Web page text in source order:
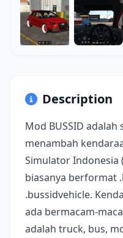
Description
Mod BUSSID
menambah
Simulator Indonesia
biasanya berformat
.bussidvehicle.
ada bermacam-
adalah truck, bus,